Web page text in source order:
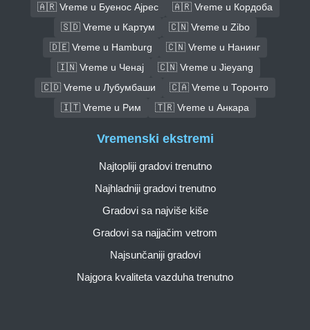
🇦🇷 Vreme u Буенос Ајрес
🇦🇷 Vreme u Кордоба
🇸🇩 Vreme u Картум
🇨🇳 Vreme u Zibo
🇩🇪 Vreme u Hamburg
🇨🇳 Vreme u Нанинг
🇮🇳 Vreme u Ченај
🇨🇳 Vreme u Jieyang
🇨🇩 Vreme u Лубумбаши
🇨🇦 Vreme u Торонто
🇮🇹 Vreme u Рим
🇹🇷 Vreme u Анкара
Vremenski ekstremi
Najtopliji gradovi trenutno
Najhladniji gradovi trenutno
Gradovi sa najviše kiše
Gradovi sa najjačim vetrom
Najsunčaniji gradovi
Najgora kvaliteta vazduha trenutno